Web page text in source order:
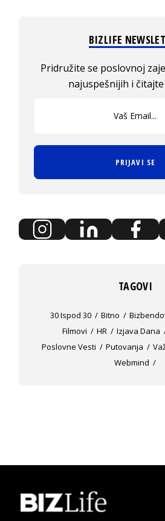
BIZLIFE
Pridružite se poslovnoj
najuspešnijih i
PRIJAVI SE
TAGOVI
30 Ispod 30 Bitno
Filmovi
HR Izjava Dana
Poslovne Vesti
Putovanja
Webmind